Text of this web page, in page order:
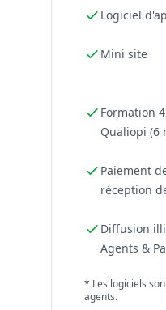
Logiciel
Mini site
Formation
Qualiopi (6
Paiement
réception
Diffusion
Agents &
* Les logiciels
agents.